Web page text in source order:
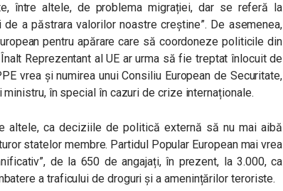
între altele, de problema migrației, dar se referă la
a păstrara valorilor noastre creștine”. De asemenea,
pentru apărare care să coordoneze politicile din
Reprezentant al UE ar urma să fie treptat înlocuit de
vrea și numirea unui Consiliu European de Securitate,
în special în cazuri de crize internaționale.
altele, ca deciziile de politică externă să nu mai aibă
statelor membre. Partidul Popular European mai vrea
de la 650 de angajați, în prezent, la 3.000, ca
a traficului de droguri și a amenințărilor teroriste.